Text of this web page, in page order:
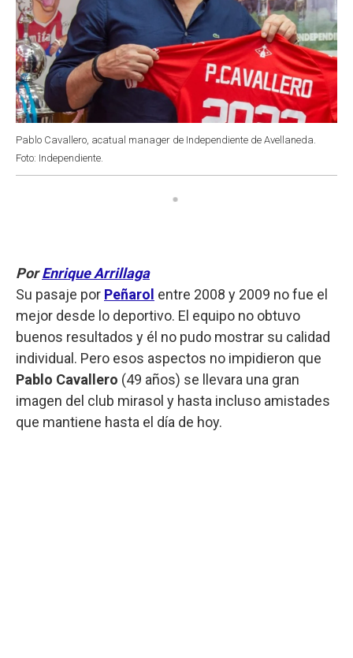
Pablo Cavallero, acatual manager de Independiente de Avellaneda.
Foto: Independiente.
PorEnrique Arrillaga
Su pasaje por Peñarol entre 2008 y 2009 no fue el
mejor desde lo deportivo. El equipo no obtuvo
buenos resultados y él no pudo mostrar su calidad
individual. Pero esos aspectos no impidieron que
Pablo Cavallero (49 años) se llevara una gran
imagen del club mirasol y hasta incluso amistades
que mantiene hasta el día de hoy.